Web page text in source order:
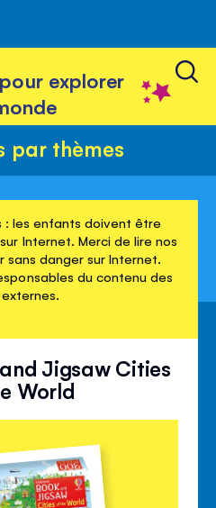
explorer
par thèmes
: les enfants doivent être
Internet. Merci de lire nos
sans danger sur Internet.
du contenu des
Jigsaw Cities
World